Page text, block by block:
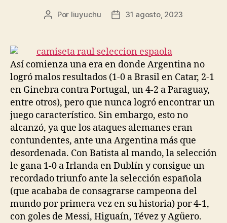
Autor
entrada
Por liuyuchu
Fecha
entrada
31 agosto, 2023
Así comienza una era en donde Argentina no
logró malos resultados (1-0 a Brasil en Catar, 2-1
en Ginebra contra Portugal, un 4-2 a Paraguay,
entre otros), pero que nunca logró encontrar un
juego característico. Sin embargo, esto no
alcanzó, ya que los ataques alemanes eran
contundentes, ante una Argentina más que
desordenada. Con Batista al mando, la selección
le gana 1-0 a Irlanda en Dublín y consigue un
recordado triunfo ante la selección española
(que acababa de consagrarse campeona del
mundo por primera vez en su historia) por 4-1,
con goles de Messi, Higuaín, Tévez y Agüero.